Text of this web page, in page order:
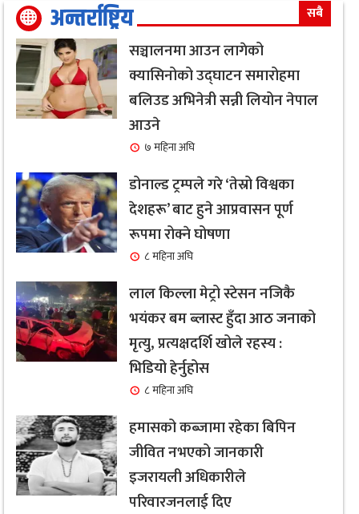
अन्तर्राष्ट्रिय सबै
सञ्चालनमा आउन लागेको
क्यासिनोको उद्घाटन समारोहमा
बलिउड अभिनेत्री सन्नी लियोन नेपाल
आउने
७ महिना अघि
डोनाल्ड ट्रम्पले गरे ‘तेस्रो विश्वका
देशहरू’ बाट हुने आप्रवासन पूर्ण
रूपमा रोक्ने घोषणा
८ महिना अघि
लाल किल्ला मेट्रो स्टेसन नजिकै
भयंकर बम ब्लास्ट हुँदा आठ जनाको
मृत्यु, प्रत्यक्षदर्शि खोले रहस्य :
भिडियो हेर्नुहोस
८ महिना अघि
हमासको कब्जामा रहेका बिपिन
जीवित नभएको जानकारी
इजरायली अधिकारीले
परिवारजनलाई दिए